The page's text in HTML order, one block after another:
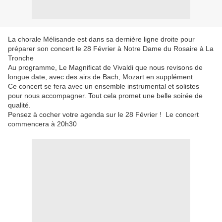
La chorale Mélisande est dans sa dernière ligne droite pour
préparer son concert le 28 Février à Notre Dame du Rosaire à La
Tronche
Au programme, Le Magnificat de Vivaldi que nous revisons de
longue date, avec des airs de Bach, Mozart en supplément
Ce concert se fera avec un ensemble instrumental et solistes
pour nous accompagner. Tout cela promet une belle soirée de
qualité.
Pensez à cocher votre agenda sur le 28 Février ! Le concert
commencera à 20h30